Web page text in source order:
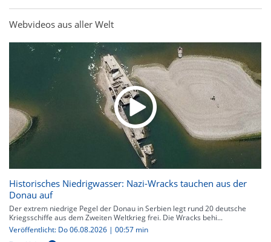
Webvideos aus aller Welt
Historisches Niedrigwasser: Nazi-Wracks tauchen aus der
Donau auf
Der extrem niedrige Pegel der Donau in Serbien legt rund 20 deutsche
Kriegsschiffe aus dem Zweiten Weltkrieg frei. Die Wracks behi...
Veröffentlicht: Do 06.08.2026 | 00:57 min